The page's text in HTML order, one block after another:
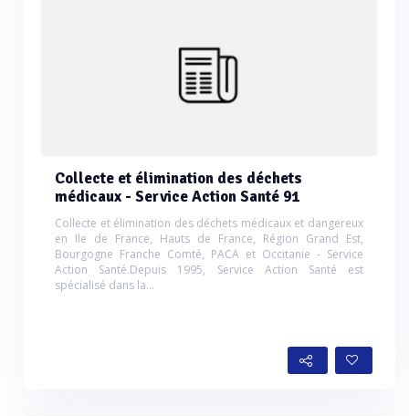
Collecte et élimination des déchets
médicaux - Service Action Santé 91
Collecte et élimination des déchets médicaux et dangereux
en Ile de France, Hauts de France, Région Grand Est,
Bourgogne Franche Comté, PACA et Occitanie - Service
Action Santé.Depuis 1995, Service Action Santé est
spécialisé dans la...